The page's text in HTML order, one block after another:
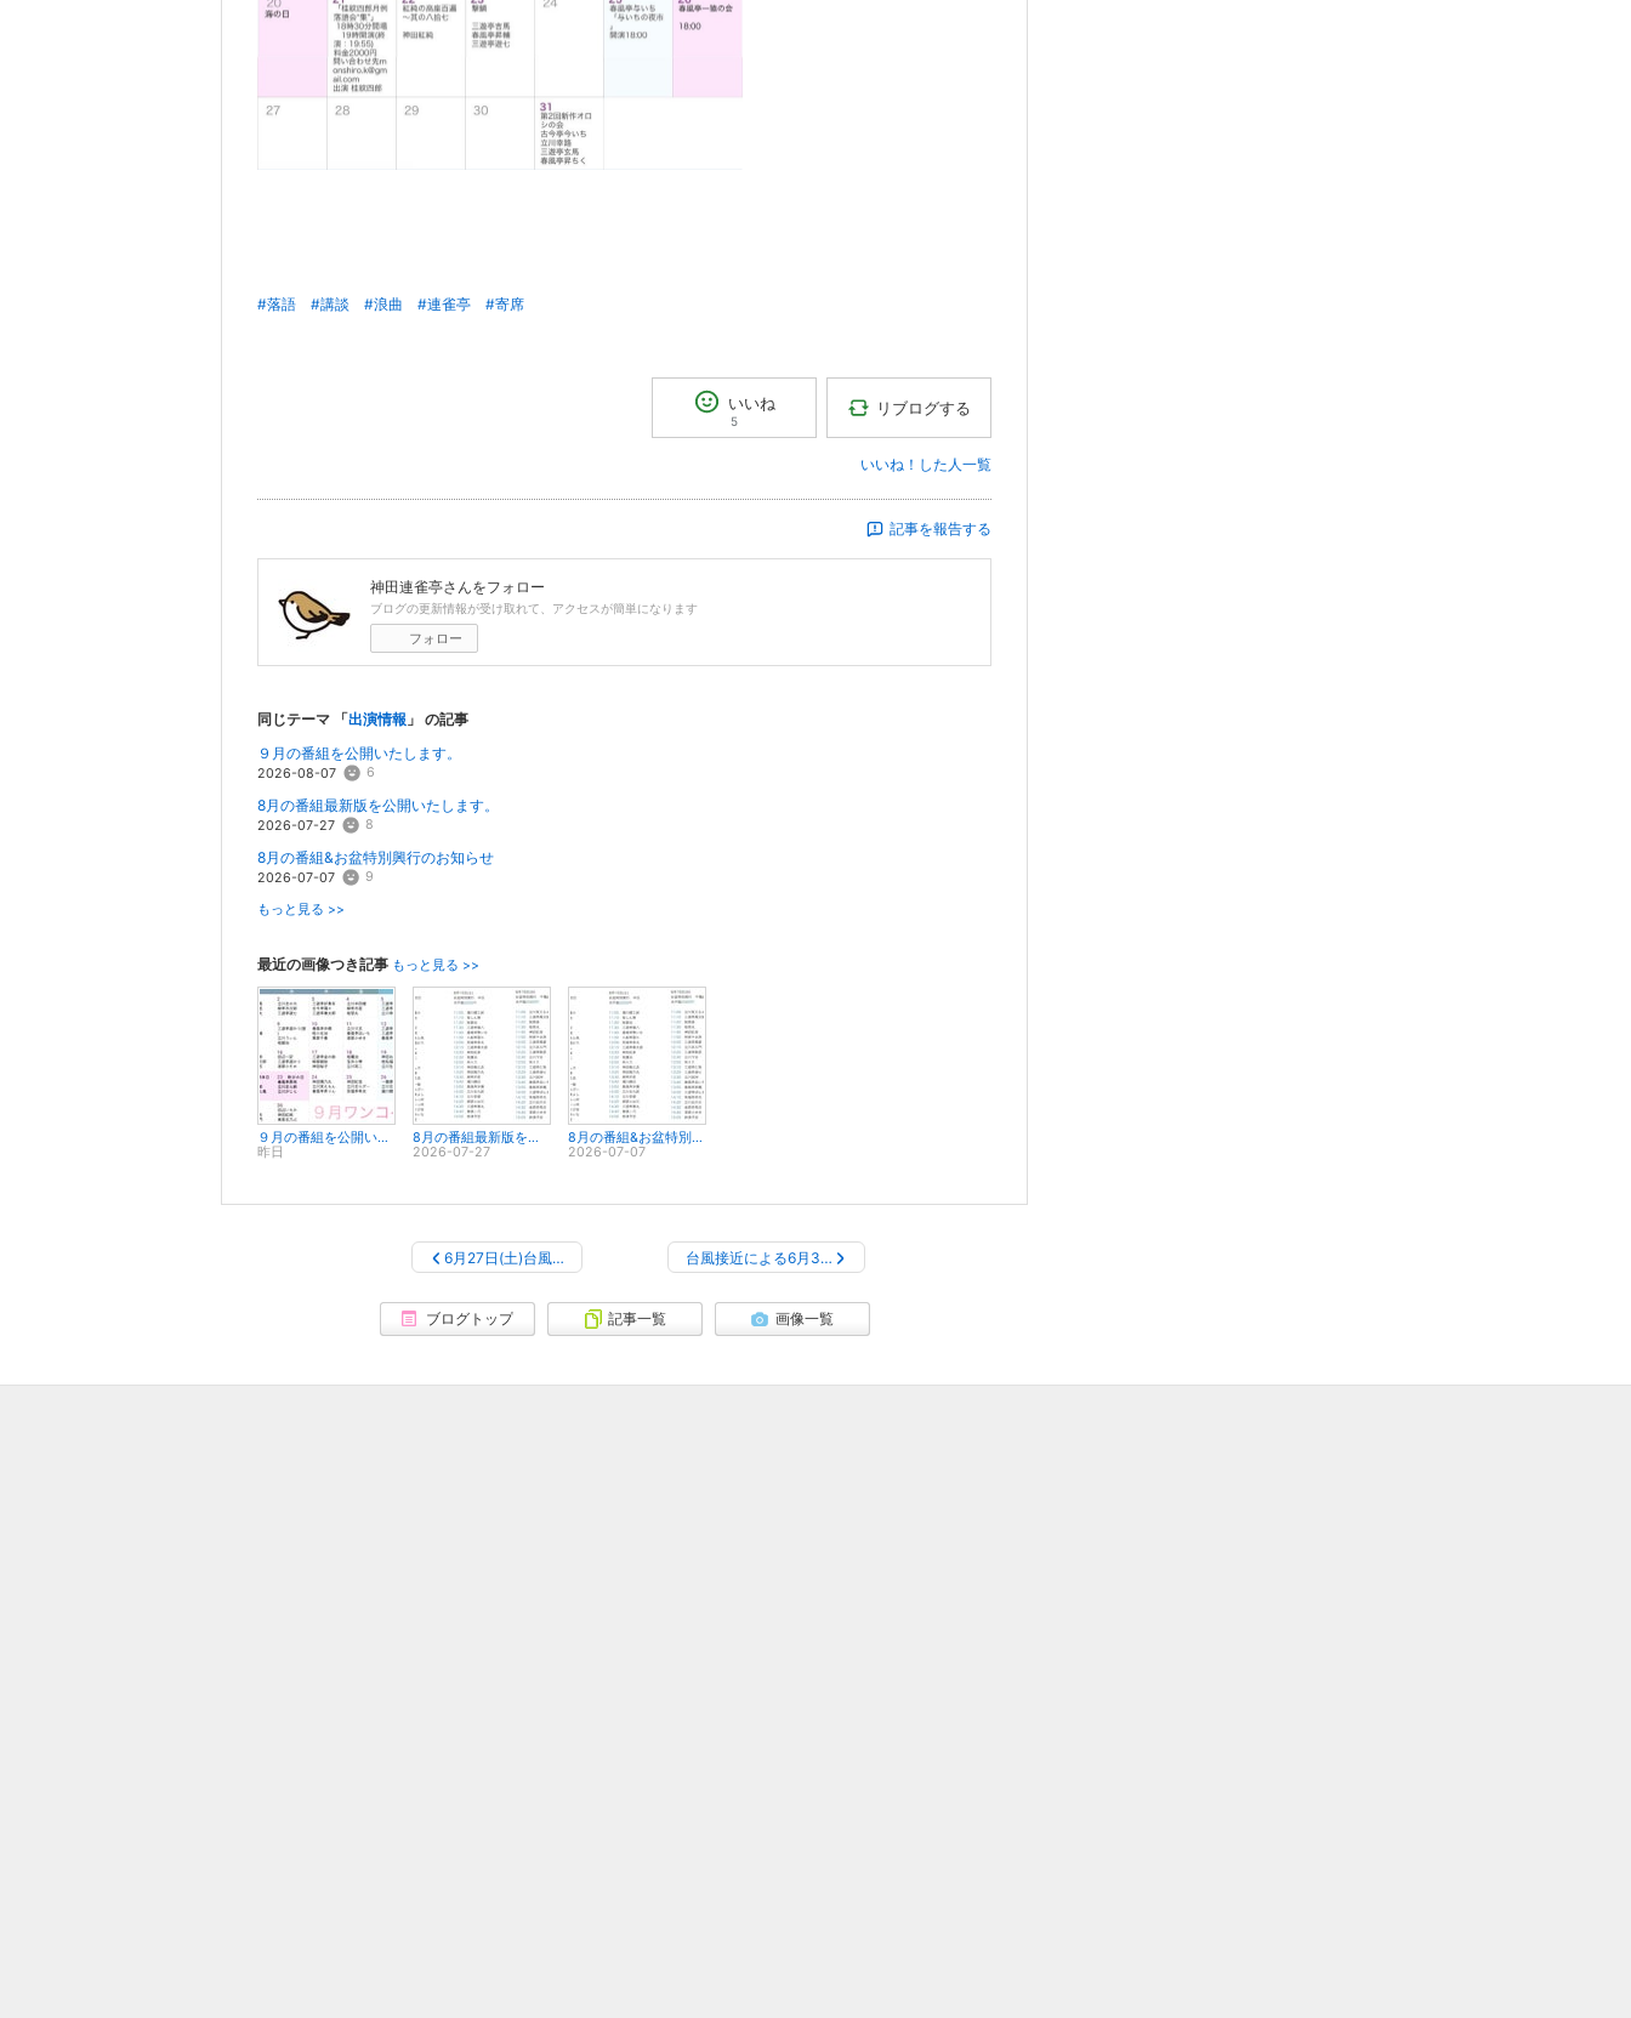
#落語 #講談 #浪曲 #連雀亭 #寄席
いいね
5
リブログする
いいね！した人一覧
記事を報告する
神田連雀亭さんをフォロー
ブログの更新情報が受け取れて、アクセスが簡単になります
フォロー
同じテーマ 「出演情報 」 の記事
９月の番組を公開いたします。
2026-08-07 6
8月の番組最新版を公開いたします。
2026-07-27 8
8月の番組&お盆特別興行のお知らせ
2026-07-07 9
もっと見る >>
最近の画像つき記事 もっと見る >>
９月の番組を公開いたします。
昨日
8月の番組最新版を公開いたします。
2026-07-27
8月の番組&お盆特別興行のお知らせ
2026-07-07
6月27日(土)台風… 台風接近による6月3…
ブログトップ 記事一覧 画像一覧